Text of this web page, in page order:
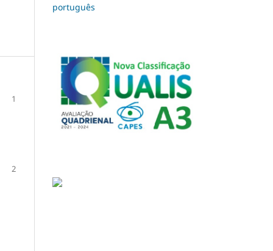
1
2
português